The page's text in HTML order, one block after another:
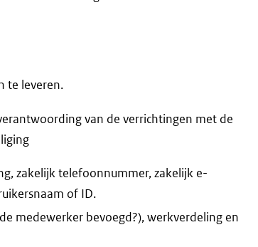
te leveren.
van de verrichtingen met de
zakelijk telefoonnummer, zakelijk e-
of ID.
medewerker bevoegd?), werkverdeling en